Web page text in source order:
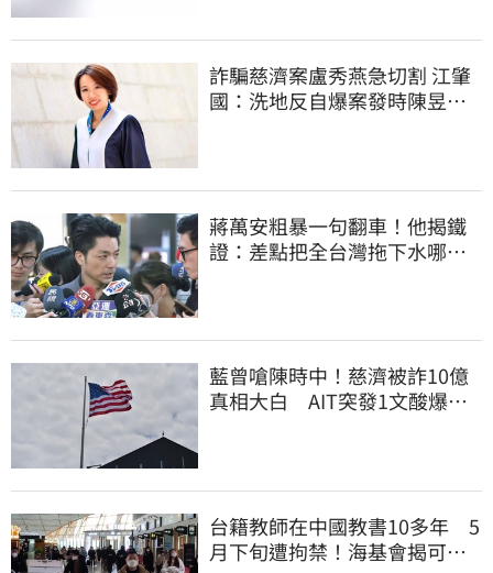
詐騙慈濟案盧秀燕急切割 江肇
國：洗地反自爆案發時陳昱瑄
蔣萬安粗暴一句翻車！他揭鐵
證：差點把全台灣拖下水哪時
藍曾嗆陳時中！慈濟被詐10億
真相大白 AIT突發1文酸爆…
台籍教師在中國教書10多年 5
月下旬遭拘禁！海基會揭可能